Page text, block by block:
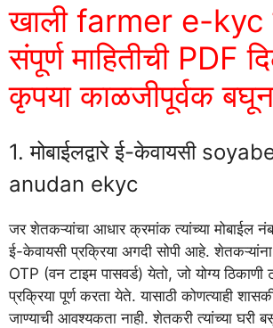
खाली farmer e-kyc
संपूर्ण माहितीची PDF
कृपया काळजीपूर्वक बघून
1. मोबाईलद्वारे ई-केवायसी
anudan ekyc
जर शेतकऱ्यांचा आधार क्रमांक त्यांच्या मोबाईल
ई-केवायसी प्रक्रिया अगदी सोपी आहे. शेतकऱ्यांना
OTP (वन टाइम पासवर्ड) येतो, जो योग्य
प्रक्रिया पूर्ण करता येते. यासाठी कोणत्याही
जाण्याची आवश्यकता नाही. शेतकरी त्यांच्या घरी